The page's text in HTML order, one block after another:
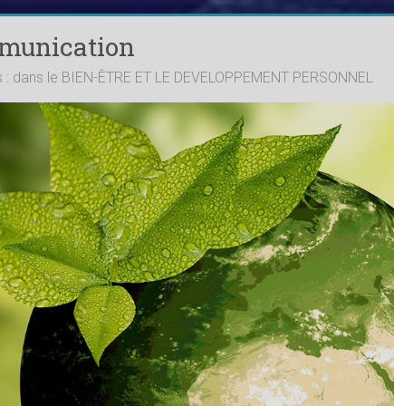
le BIEN-ÊTRE ET LE DEVELOPPEMENT PERSONNEL